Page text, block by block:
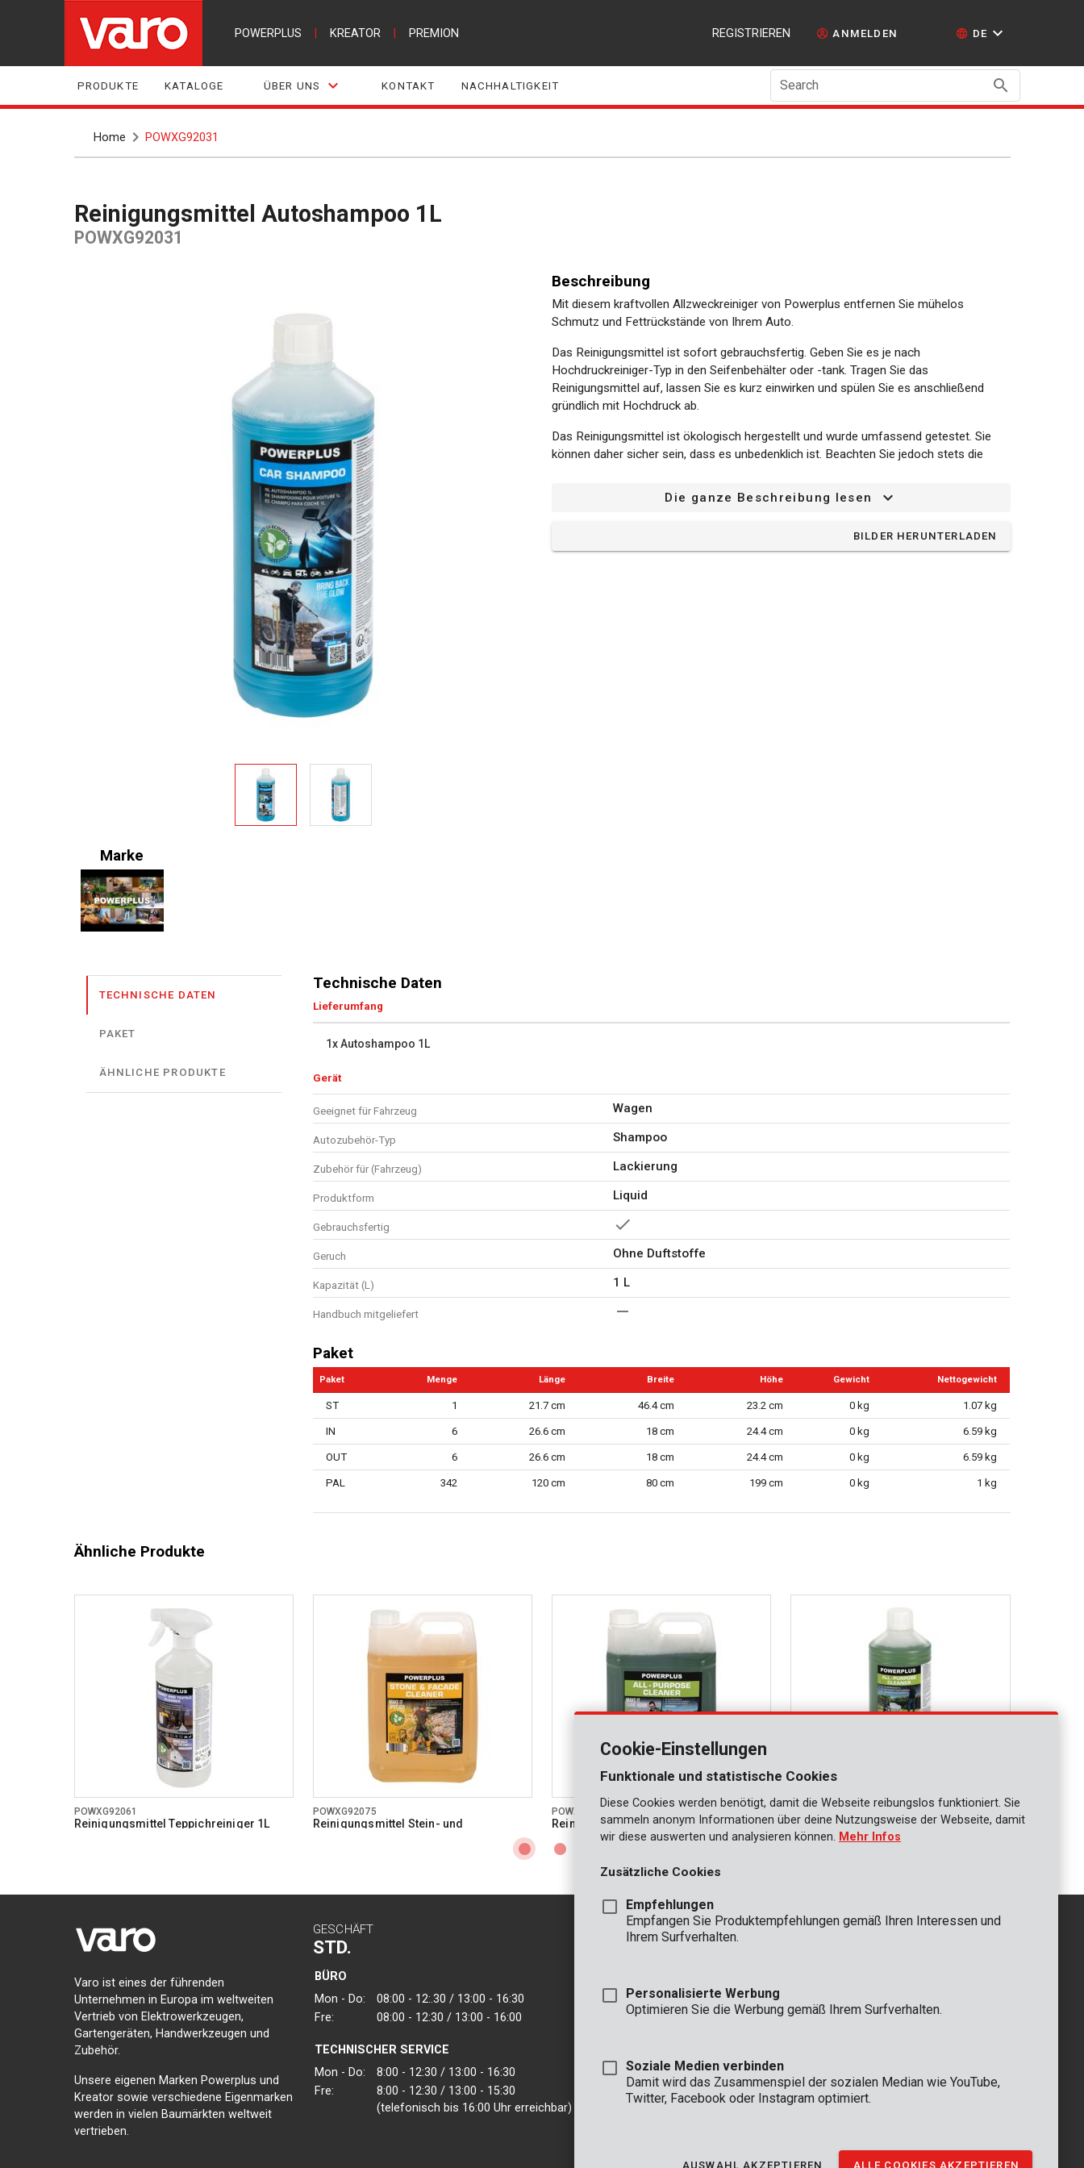
POWERPLUS KREATOR PREMION REGISTRIEREN ANMELDEN DE
PRODUKTE KATALOGE ÜBER UNS KONTAKT NACHHALTIGKEIT Search
Home POWXG92031
Reinigungsmittel Autoshampoo 1L
POWXG92031
Marke
Beschreibung
Mit diesem kraftvollen Allzweckreiniger von Powerplus entfernen Sie mühelos
Schmutz und Fettrückstände von Ihrem Auto.
Das Reinigungsmittel ist sofort gebrauchsfertig. Geben Sie es je nach
Hochdruckreiniger-Typ in den Seifenbehälter oder -tank. Tragen Sie das
Reinigungsmittel auf, lassen Sie es kurz einwirken und spülen Sie es anschließend
gründlich mit Hochdruck ab.
Das Reinigungsmittel ist ökologisch hergestellt und wurde umfassend getestet. Sie
können daher sicher sein, dass es unbedenklich ist. Beachten Sie jedoch stets die
Geeignet für nahezu alle Hochdruckreiniger.
Die ganze Beschreibung lesen
BILDER HERUNTERLADEN
TECHNISCHE DATEN
PAKET
ÄHNLICHE PRODUKTE
Technische Daten
Lieferumfang
1x Autoshampoo 1L
Gerät
Geeignet für Fahrzeug Wagen
Autozubehör-Typ Shampoo
Zubehör für (Fahrzeug) Lackierung
Produktform Liquid
Gebrauchsfertig
Geruch Ohne Duftstoffe
Kapazität (L) 1 L
Handbuch mitgeliefert
Paket
Paket Menge Länge Breite Höhe Gewicht Nettogewicht
ST 1 21.7 cm 46.4 cm 23.2 cm 0 kg 1.07 kg
IN 6 26.6 cm 18 cm 24.4 cm 0 kg 6.59 kg
OUT 6 26.6 cm 18 cm 24.4 cm 0 kg 6.59 kg
PAL 342 120 cm 80 cm 199 cm 0 kg 1 kg
Ähnliche Produkte
POWXG92061
Reinigungsmittel Teppichreiniger 1L
POWXG92075
Reinigungsmittel Stein- und
POWXG92055
Reinigungsmittel Allzweckreiniger 5L Reinigungsmittel Allzweckreiniger 1L
Varo ist eines der führenden
Unternehmen in Europa im weltweiten
Vertrieb von Elektrowerkzeugen,
Gartengeräten, Handwerkzeugen und
Zubehör.
Unsere eigenen Marken Powerplus und
Kreator sowie verschiedene Eigenmarken
werden in vielen Baumärkten weltweit
vertrieben.
GESCHÄFT
STD.
BÜRO
Mon - Do:
08:00 - 12:.30 / 13:00 - 16:30
Fre:
08:00 - 12:30 / 13:00 - 16:00
TECHNISCHER SERVICE
Mon - Do:
8:00 - 12:30 / 13:00 - 16:30
Fre:
8:00 - 12:30 / 13:00 - 15:30
(telefonisch bis 16:00 Uhr erreichbar)
KONTAKT
INFO
VARO - Vic. Van Rompuy nv
Joseph Van Instraat 9
VARO IBERICA
+32 (0)3 292 92 92
support@varo.com
Cookie-Einstellungen
Funktionale und statistische Cookies
Diese Cookies werden benötigt, damit die Webseite reibungslos funktioniert. Sie
sammeln anonym Informationen über deine Nutzungsweise der Webseite, damit
wir diese auswerten und analysieren können. Mehr Infos
Zusätzliche Cookies
Empfehlungen
Empfangen Sie Produktempfehlungen gemäß Ihren Interessen und
Ihrem Surfverhalten.
Personalisierte Werbung
Optimieren Sie die Werbung gemäß Ihrem Surfverhalten.
Soziale Medien verbinden
Damit wird das Zusammenspiel der sozialen Median wie YouTube,
Twitter, Facebook oder Instagram optimiert.
AUSWAHL AKZEPTIEREN ALLE COOKIES AKZEPTIEREN